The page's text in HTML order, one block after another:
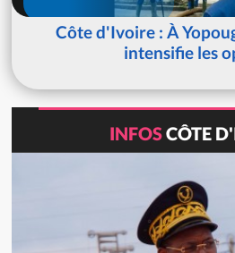
Côte d'Ivoire : À
intensifie les
INFOSCÔTE